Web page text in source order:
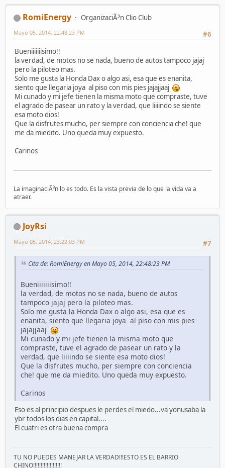
RomiEnergy
OrganizaciÃ³n Clio Club
#6
Mayo 05, 2014, 22:48:23 PM
Bueniiiiiiisimo!!
la verdad, de motos no se nada, bueno de autos tampoco jajaj
pero la piloteo mas.
Solo me gusta la Honda Dax o algo asi, esa que es enanita,
siento que llegaria joya al piso con mis pies jajajjaaj
Mi cunado y mi jefe tienen la misma moto que compraste, tuve
el agrado de pasear un rato y la verdad, que liiiindo se siente
esa moto dios!
Que la disfrutes mucho, per siempre con conciencia che! que
me da miedito. Uno queda muy expuesto.
Carinos
La imaginaciÃ³n lo es todo. Es la vista previa de lo que la vida va a
atraer.
JoyRsi
#7
Mayo 05, 2014, 23:22:03 PM
Cita de: RomiEnergy en Mayo 05, 2014, 22:48:23 PM
Bueniiiiiiisimo!!
la verdad, de motos no se nada, bueno de autos
tampoco jajaj pero la piloteo mas.
Solo me gusta la Honda Dax o algo asi, esa que es
enanita, siento que llegaria joya al piso con mis pies
jajajjaaj
Mi cunado y mi jefe tienen la misma moto que
compraste, tuve el agrado de pasear un rato y la
verdad, que liiiindo se siente esa moto dios!
Que la disfrutes mucho, per siempre con conciencia
che! que me da miedito. Uno queda muy expuesto.
Carinos
Eso es al principio despues le perdes el miedo...va yonusaba la
ybr todos los dias en capital....
El cuatri es otra buena compra
TU NO PUEDES MANEJAR LA VERDAD!!!ESTO ES EL BARRIO
CHINO!!!!!!!!!!!!!!!!!!!